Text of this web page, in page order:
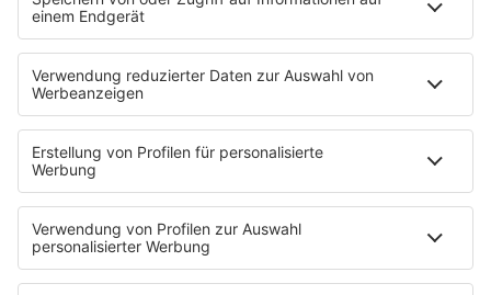
TRANCE
Ihr liebt Trance und würdet euch ein eigenes Radio für
diesen Sound wünschen? Here we go!